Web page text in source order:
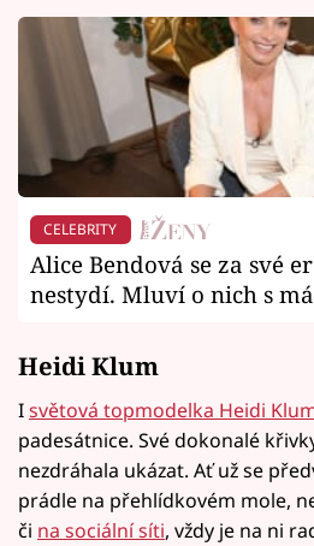
CELEBRITY
Alice Bendová se za své
nestydí. Mluví o nich s
Heidi Klum
Isvětová topmodelka Heidi
padesátnice. Své dokonalé
nezdráhala ukázat. Ať už se
prádle na přehlídkovém mole,
či na sociální síti, vždy je na ni